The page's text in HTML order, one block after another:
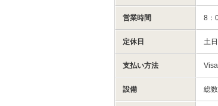
営業時間 8：
定休日 土
支払い方法
設備 総